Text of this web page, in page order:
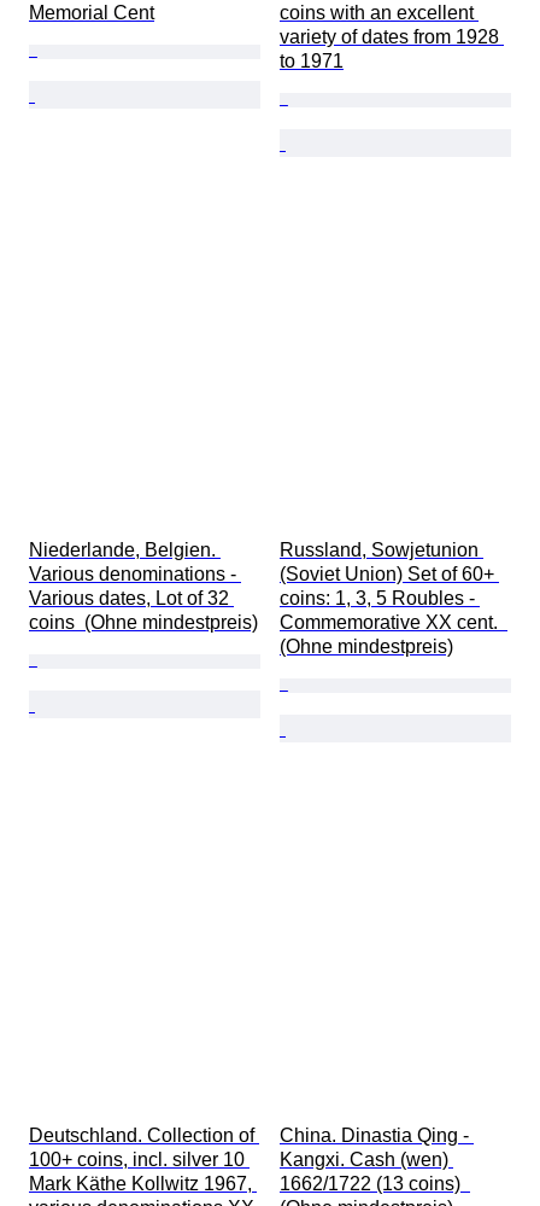
Memorial Cent
coins with an excellent
variety of dates from 1928
to 1971
Niederlande, Belgien.
Various denominations -
Various dates, Lot of 32
coins  (Ohne mindestpreis)
Russland, Sowjetunion
(Soviet Union) Set of 60+
coins: 1, 3, 5 Roubles -
Commemorative XX cent.
(Ohne mindestpreis)
Deutschland. Collection of
100+ coins, incl. silver 10
Mark Käthe Kollwitz 1967,
China. Dinastia Qing -
Kangxi. Cash (wen)
1662/1722 (13 coins)